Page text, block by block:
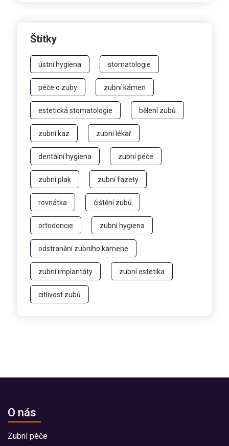
Štítky
ústní hygiena stomatologie
péče o zuby zubní kámen
estetická stomatologie bělení zubů
zubní kaz zubní lékař
dentální hygiena zubní péče
zubní plak zubní fazety
rovnátka čištění zubů
ortodoncie zubní hygiena
odstranění zubního kamene
zubní implantáty zubní estetika
citlivost zubů
O nás
Zubní péče